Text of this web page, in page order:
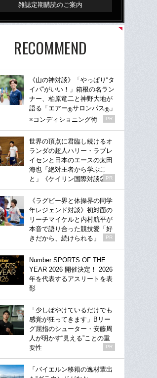
雑誌定期購読のご案内
RECOMMEND
《山の神対談》「やっぱり“タ
イパ”がいい！」箱根の名ラン
ナー、柏原竜二と神野大地が
語る「エアー®サロンパス® 」
×コンディショニング術
PR
世界の頂点に君臨し続けるオ
ランダの超人ハリー・ラブレ
イセンと日本のエースの太田
海也「絶対王者から学ぶこ
と」《ケイリン国際対談②》
PR
《ラグビー界と体操界の同学
年レジェンド対談》初対面の
リーチマイケルと内村航平が
本音で語り合った競技愛「好
きだから、続けられる」
PR
Number SPORTS OF THE
YEAR 2026 開催決定！ 2026
年を代表するアスリートを表
彰
「少しぼやけているだけでも
感覚が狂ってきます」Bリー
グ屈指のシューター・安藤周
人が明かす“見える”ことの重
要性
PR
「バイエルン移籍の逸材輩出